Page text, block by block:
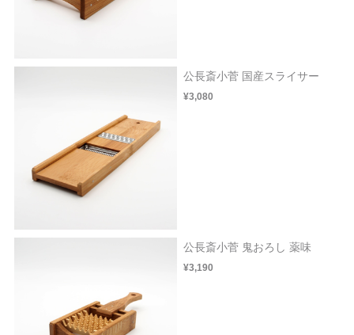
公長斎小菅 国産スライサー
¥3,080
公長斎小菅 鬼おろし 薬味
¥3,190